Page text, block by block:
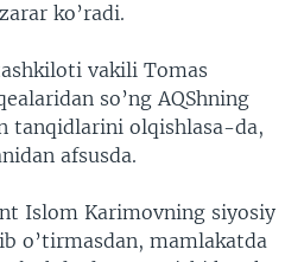
ko’radi.
vakili Tomas
so’ng AQShning
tanqidlarini olqishlasa-da,
afsusda.
Islom Karimovning siyosiy
o’tirmasdan, mamlakatda